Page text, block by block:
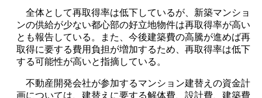
全体として再取得率は低下しているが、新築マンショ
ンの供給が少ない都心部の好立地物件は再取得率が高い
とも報告している。また、今後建築費の高騰が進めば再
取得に要する費用負担が増加するため、再取得率は低下
する可能性が高いと指摘している。
不動産開発会社が参加するマンション建替えの資金計
画については、建替えに要する解体費、設計費、建築費